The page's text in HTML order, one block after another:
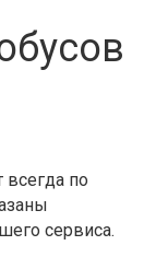
по
сервиса.